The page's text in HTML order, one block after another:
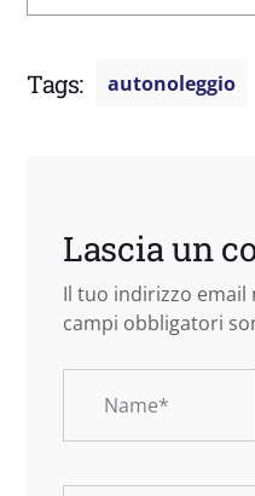
Tags: autonoleggio
Lascia un
Il tuo indirizzo email
campi obbligatori